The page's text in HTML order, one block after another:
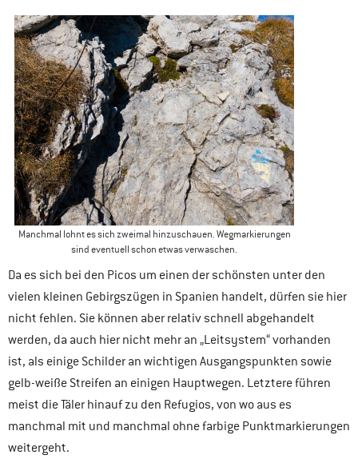
Manchmal lohnt es sich zweimal hinzuschauen. Wegmarkierungen
sind eventuell schon etwas verwaschen.
Da es sich bei den Picos um einen der schönsten unter den
vielen kleinen Gebirgszügen in Spanien handelt, dürfen sie hier
nicht fehlen. Sie können aber relativ schnell abgehandelt
werden, da auch hier nicht mehr an „Leitsystem“ vorhanden
ist, als einige Schilder an wichtigen Ausgangspunkten sowie
gelb-weiße Streifen an einigen Hauptwegen. Letztere führen
meist die Täler hinauf zu den Refugios, von wo aus es
manchmal mit und manchmal ohne farbige Punktmarkierungen
weitergeht.